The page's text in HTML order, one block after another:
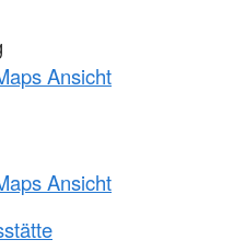
Ansicht
Ansicht